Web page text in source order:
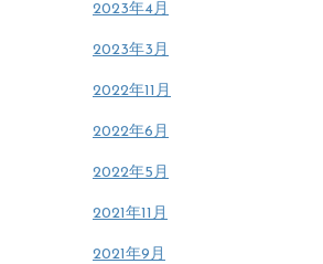
2023年4月
2023年3月
2022年11月
2022年6月
2022年5月
2021年11月
2021年9月